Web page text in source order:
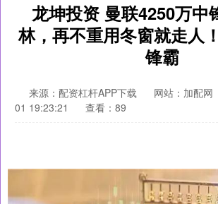
龙坤投资 曼联4250万中
林，再不重用冬窗就走人
锋霸
来源：配资杠杆APP下载 网站：加配网
01 19:23:21
查看：89